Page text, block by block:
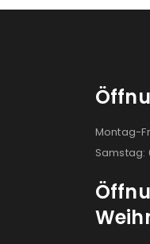
Montag-
Samstag: